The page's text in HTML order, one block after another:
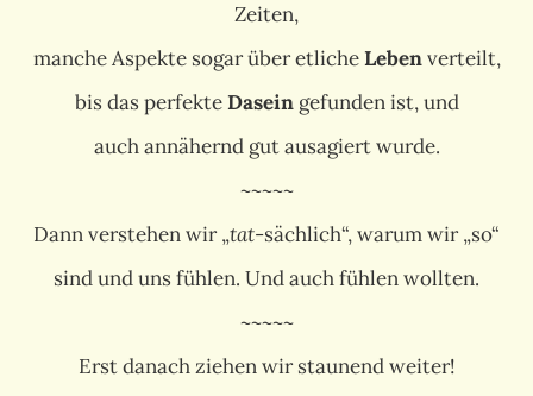
Zeiten,
manche Aspekte sogar über etlicheLebenverteilt,
bis das perfekteDaseingefunden ist, und
auch annähernd gut ausagiert wurde.
~~~~~
Dann verstehen wir „tat-sächlich“, warum wir „so“
sind und uns fühlen. Und auch fühlen wollten.
~~~~~
Erst danach ziehen wir staunend weiter!